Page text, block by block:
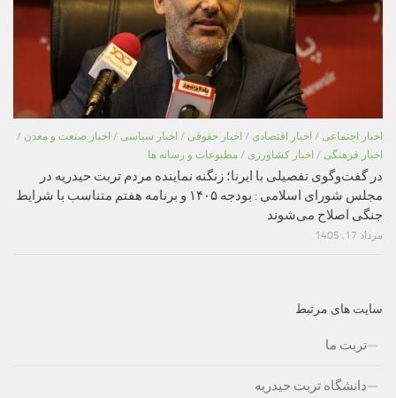
اخبار اجتماعی / اخبار اقتصادی / اخبار حقوقی / اخبار سیاسی / اخبار صنعت و معدن /
اخبار فرهنگی / اخبار کشاورزی / مطبوعات و رسانه ها
در گفت‌وگوی تفصیلی با ایرنا؛ زنگنه نماینده مردم تربت حیدریه در
مجلس شورای اسلامی : بودجه ۱۴۰۵ و برنامه هفتم متناسب با شرایط
جنگی اصلاح می‌شوند
مرداد 17, 1405
سایت های مرتبط
تربت ما
دانشگاه تربت حیدریه